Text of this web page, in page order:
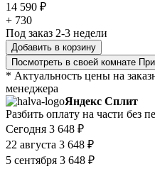
14 590 ₽
+ 730
Под заказ 2-3 недели
Добавить в корзину
Посмотреть в своей комнате
* Актуальность цены на
менеджера
Яндекс Сплит
Разбить оплату на части без
Сегодня 3 648 ₽
22 августа 3 648 ₽
5 сентября 3 648 ₽